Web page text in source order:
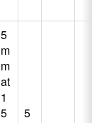
5
m
m
at
1
5
5